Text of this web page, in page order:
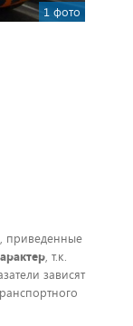
1 фото
приведенные
, т.к.
зависят